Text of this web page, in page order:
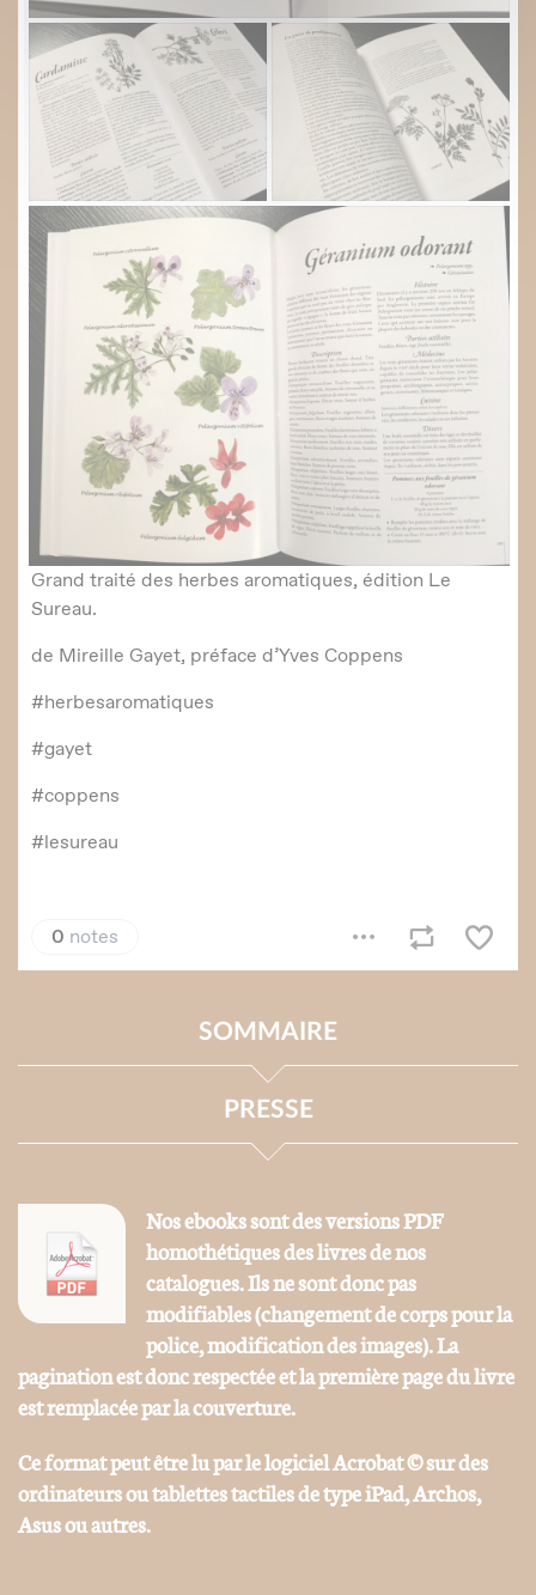
SOMMAIRE
PRESSE
Nos ebooks sont des versions PDF
homothétiques des livres de nos
catalogues. Ils ne sont donc pas
modifiables (changement de corps pour la
police, modification des images). La
pagination est donc respectée et la première page du livre
est remplacée par la couverture.
Ce format peut être lu par le logiciel Acrobat © sur des
ordinateurs ou tablettes tactiles de type iPad, Archos,
Asus ou autres.